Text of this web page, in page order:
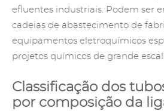
efluentes industriais. Podem ser
cadeias de abastecimento de
equipamentos eletroquímicos
projetos químicos de grande
Classificação dos
por composição da